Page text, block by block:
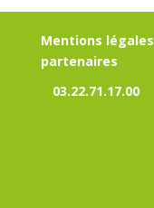
Mentions légales
partenaires
03.22.71.17.00